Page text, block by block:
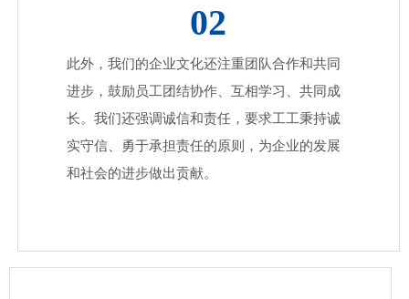
02
此外，我们的企业文化还注重团队合作和共同
进步，鼓励员工团结协作、互相学习、共同成
长。我们还强调诚信和责任，要求工工秉持诚
实守信、勇于承担责任的原则，为企业的发展
和社会的进步做出贡献。